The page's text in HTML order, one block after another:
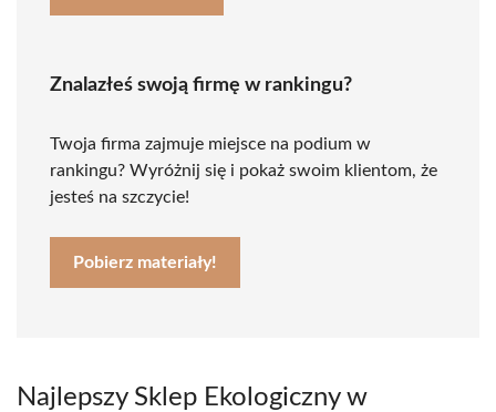
Znalazłeś swoją firmę w rankingu?
Twoja firma zajmuje miejsce na podium w
rankingu? Wyróżnij się i pokaż swoim klientom, że
jesteś na szczycie!
Pobierz materiały!
Najlepszy Sklep Ekologiczny w